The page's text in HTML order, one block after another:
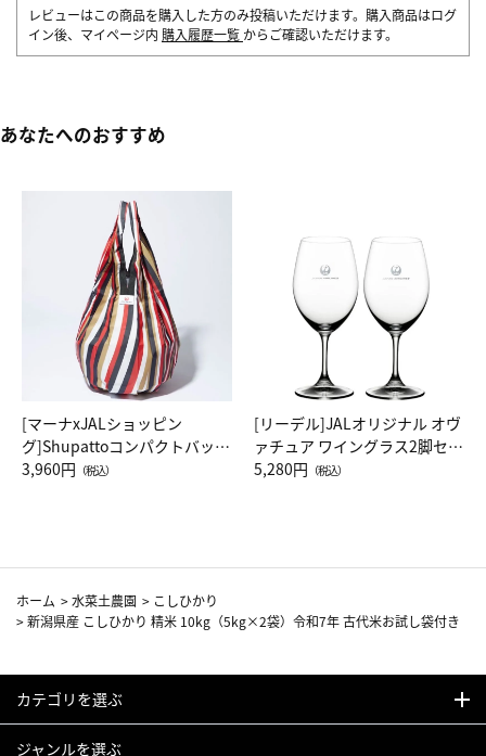
レビューはこの商品を購入した方のみ投稿いただけます。購入商品はログ
イン後、マイページ内 購入履歴一覧 からご確認いただけます。
あなたへのおすすめ
[マーナxJALショッピン
グ]Shupattoコンパクトバッグ
Drop JAL客室乗務員（LC）ス
3,960円 （税込）
[リーデル]JALオリジナル オヴ
ァチュア ワイングラス2脚セッ
ト（レッドワイン）
5,280円 （税込）
ホーム >水菜土農園 > こしひかり
>新潟県産 こしひかり 精米 10kg（5kg×2袋）令和7年 古代米お試し袋付き
カテゴリを選ぶ
ジャンルを選ぶ